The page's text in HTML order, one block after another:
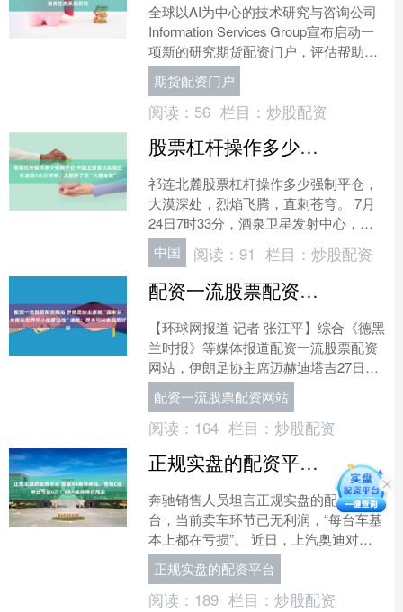
全球以AI为中心的技术研究与咨询公司
Information Services Group宣布启动一
项新的研究期货配资门户，评估帮助企
业在扩大AI应用和云现代化过....
期货配资门户
阅读： 56 栏目： 炒股配资
股票杠杆操作多少强制平仓 中国卫星首次实现红外波段5米分辨率，太空多了双“火眼金睛”
祁连北麓股票杠杆操作多少强制平仓，
大漠深处，烈焰飞腾，直刺苍穹。 7月
24日7时33分，酒泉卫星发射中心，多
波段智能红外遥感卫星“中航红外一号”
搭乘力箭一号遥十....
中国 阅读： 91 栏目： 炒股配资
配资一流股票配资网站 伊朗足协主席就“国家队未能从世界杯小组赛出线”道歉：原本可以表现更好
【环球网报道 记者 张江平】综合《德黑
兰时报》等媒体报道配资一流股票配资
网站，伊朗足协主席迈赫迪塔吉27日在
一场活动上讲话时，就国家队在美加墨
世界杯上未能从小组....
配资一流股票配资网站
阅读： 164 栏目： 炒股配资
正规实盘的配资平台 奥迪A4库存承压，奔驰C级单台亏近6万！BBA集体降价甩卖
奔驰销售人员坦言正规实盘的配资平
台，当前卖车环节已无利润，“每台车基
本上都在亏损”。 近日，上汽奥迪对外
公布限时权益价，A7L原指导价41.87万
元，现门槛直接....
正规实盘的配资平台
阅读： 189 栏目： 炒股配资